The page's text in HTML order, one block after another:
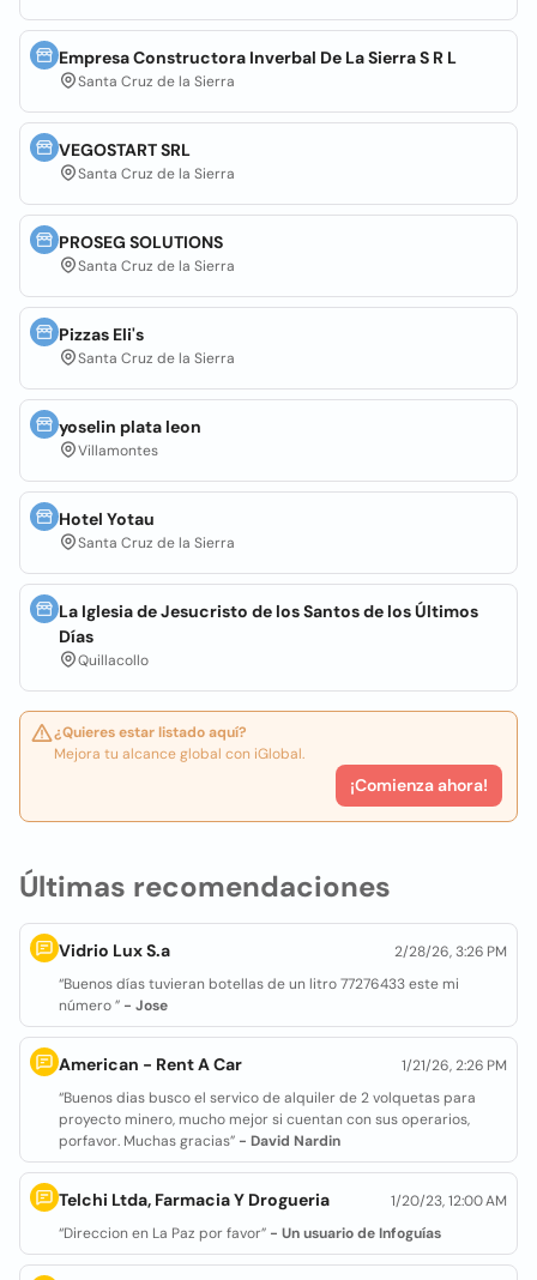
Empresa Constructora Inverbal De La Sierra S R L
Santa Cruz de la Sierra
VEGOSTART SRL
Santa Cruz de la Sierra
PROSEG SOLUTIONS
Santa Cruz de la Sierra
Pizzas Eli's
Santa Cruz de la Sierra
yoselin plata leon
Villamontes
Hotel Yotau
Santa Cruz de la Sierra
La Iglesia de Jesucristo de los Santos de los Últimos
Días
Quillacollo
¿Quieres estar listado aquí?
Mejora tu alcance global con iGlobal.
¡Comienza ahora!
Últimas recomendaciones
Vidrio Lux S.a
2/28/26, 3:26 PM
“Buenos días tuvieran botellas de un litro 77276433 este mi
número ” - Jose
American - Rent A Car
1/21/26, 2:26 PM
“Buenos dias busco el servico de alquiler de 2 volquetas para
proyecto minero, mucho mejor si cuentan con sus operarios,
porfavor. Muchas gracias” - David Nardin
Telchi Ltda, Farmacia Y Drogueria
1/20/23, 12:00 AM
“Direccion en La Paz por favor” - Un usuario de Infoguías